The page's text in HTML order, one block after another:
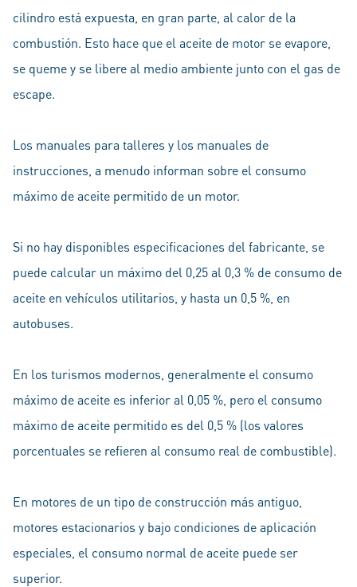
cilindro está expuesta, en gran parte, al calor de la
combustión. Esto hace que el aceite de motor se evapore,
se queme y se libere al medio ambiente junto con el gas de
escape.
Los manuales para talleres y los manuales de
instrucciones, a menudo informan sobre el consumo
máximo de aceite permitido de un motor.
Si no hay disponibles especificaciones del fabricante, se
puede calcular un máximo del 0,25 al 0,3 % de consumo de
aceite en vehículos utilitarios, y hasta un 0,5 %, en
autobuses.
En los turismos modernos, generalmente el consumo
máximo de aceite es inferior al 0,05 %, pero el consumo
máximo de aceite permitido es del 0,5 % (los valores
porcentuales se refieren al consumo real de combustible).
En motores de un tipo de construcción más antiguo,
motores estacionarios y bajo condiciones de aplicación
especiales, el consumo normal de aceite puede ser
superior.